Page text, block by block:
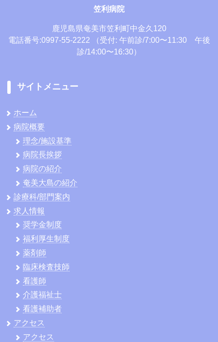
笠利病院
鹿児島県奄美市笠利町中金久120
電話番号:0997-55-2222
（受付: 午前診/7:00〜11:30 午後
診/14:00〜16:30）
サイトメニュー
ホーム
病院概要
理念/施設基準
病院長挨拶
病院の紹介
奄美大島の紹介
診療科/部門案内
求人情報
奨学金制度
福利厚生制度
薬剤師
臨床検査技師
看護師
介護福祉士
看護補助者
アクセス
アクセス